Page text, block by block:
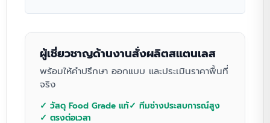
ผู้เชี่ยวชาญด้านงานสั่งผลิตสแตนเลส
พร้อมให้คำปรึกษา ออกแบบ และประเมินราคาพื้นที่
จริง
✓ วัสดุ Food Grade แท้✓ ทีมช่างประสบการณ์สูง
✓ ตรงต่อเวลา